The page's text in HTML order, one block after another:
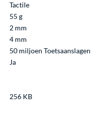
Tactile
55 g
2 mm
4 mm
50 miljoen Toetsaanslagen
Ja
256 KB